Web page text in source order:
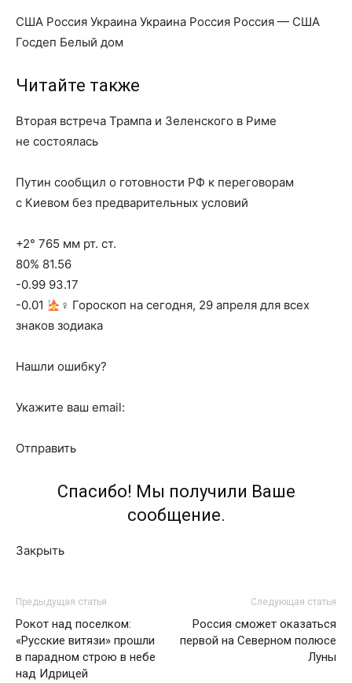
США Россия Украина Украина Россия Россия — США
Госдеп Белый дом
Читайте также
Вторая встреча Трампа и Зеленского в Риме
не состоялась
Путин сообщил о готовности РФ к переговорам
с Киевом без предварительных условий
+2° 765 мм рт. ст.
80% 81.56
-0.99 93.17
-0.01
‍♀ Гороскоп на сегодня, 29 апреля для всех
знаков зодиака
Нашли ошибку?
Укажите ваш email:
Отправить
Спасибо! Мы получили Ваше
сообщение.
Закрыть
Предыдущая статья
Рокот над поселком:
«Русские витязи» прошли
в парадном строю в небе
над Идрицей
Следующая статья
Россия сможет оказаться
первой на Северном полюсе
Луны